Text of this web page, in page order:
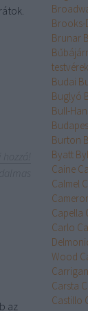
az
Brooks-
Brunar
testvérek
Budai
Buglyó
Bull-
Burton
Byatt
Caine
Calmel
Capella
Carlo
Wood
Carrigan
Carsta
Castillo